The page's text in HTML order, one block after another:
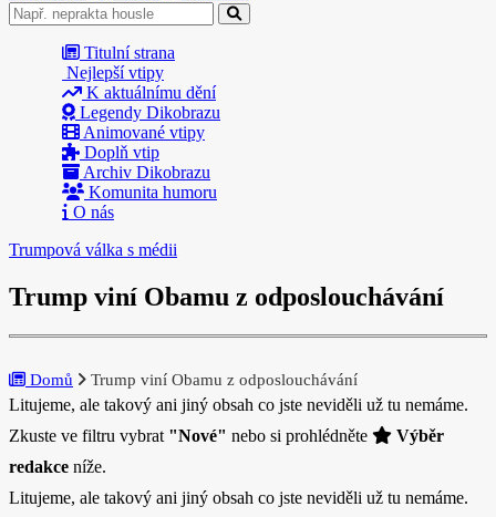
Titulní strana
Nejlepší vtipy
K aktuálnímu dění
Legendy Dikobrazu
Animované vtipy
Doplň vtip
Archiv Dikobrazu
Komunita humoru
O nás
Trumpová válka s médii
Trump viní Obamu z odposlouchávání
Domů Trump viní Obamu z odposlouchávání
Litujeme, ale takový ani jiný obsah co jste neviděli už tu nemáme.
Zkuste ve filtru vybrat "Nové" nebo si prohlédněte
Výběr
redakce níže.
Litujeme, ale takový ani jiný obsah co jste neviděli už tu nemáme.